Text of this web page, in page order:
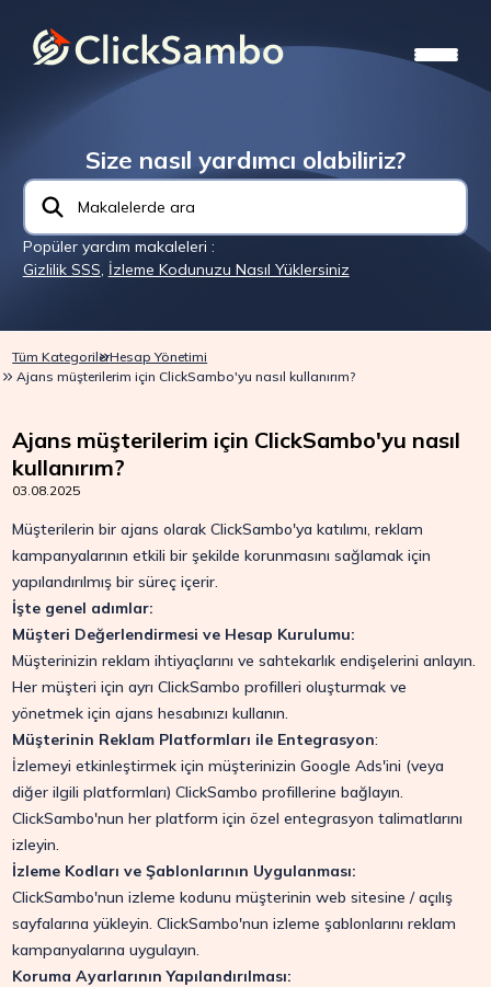
Size nasıl yardımcı olabiliriz?
Popüler yardım makaleleri :
Gizlilik SSS, İzleme Kodunuzu Nasıl Yüklersiniz
Tüm KategorilerHesap Yönetimi
Ajans müşterilerim için ClickSambo'yu nasıl kullanırım?
Ajans müşterilerim için ClickSambo'yu nasıl
kullanırım?
03.08.2025
Müşterilerin bir ajans olarak ClickSambo'ya katılımı, reklam
kampanyalarının etkili bir şekilde korunmasını sağlamak için
yapılandırılmış bir süreç içerir.
İşte genel adımlar:
Müşteri Değerlendirmesi ve Hesap Kurulumu:
Müşterinizin reklam ihtiyaçlarını ve sahtekarlık endişelerini anlayın.
Her müşteri için ayrı ClickSambo profilleri oluşturmak ve
yönetmek için ajans hesabınızı kullanın.
Müşterinin Reklam Platformları ile Entegrasyon:
İzlemeyi etkinleştirmek için müşterinizin Google Ads'ini (veya
diğer ilgili platformları) ClickSambo profillerine bağlayın.
ClickSambo'nun her platform için özel entegrasyon talimatlarını
izleyin.
İzleme Kodları ve Şablonlarının Uygulanması:
ClickSambo'nun izleme kodunu müşterinin web sitesine / açılış
sayfalarına yükleyin. ClickSambo'nun izleme şablonlarını reklam
kampanyalarına uygulayın.
Koruma Ayarlarının Yapılandırılması: